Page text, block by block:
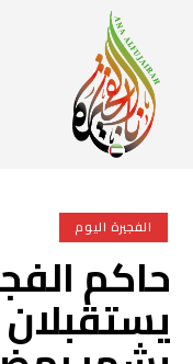
الفجيرة اليوم
حاكم